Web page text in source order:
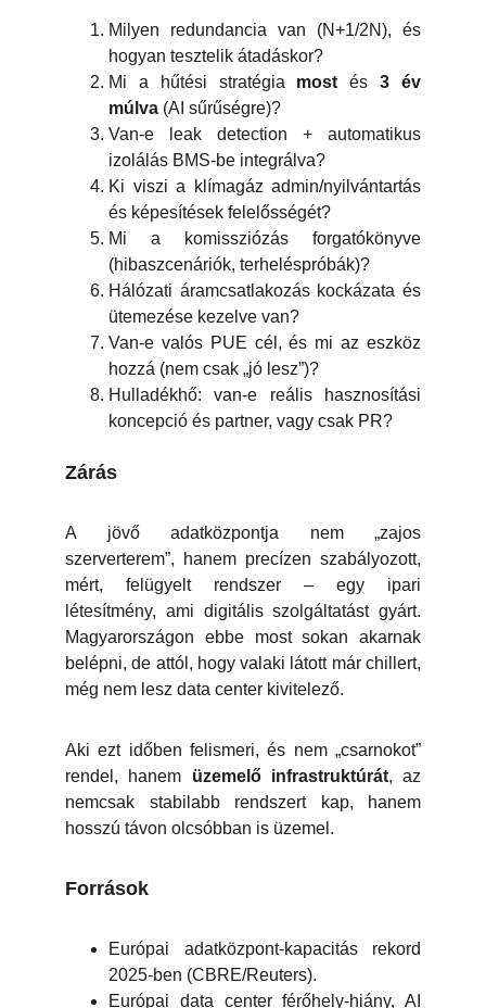
Milyen redundancia van (N+1/2N), és
hogyan tesztelik átadáskor?
Mi a hűtési stratégia most és3 év
múlva (AI sűrűségre)?
Van-e leak detection + automatikus
izolálás BMS-be integrálva?
Ki viszi a klímagáz admin/nyilvántartás
és képesítések felelősségét?
Mi a komissziózás forgatókönyve
(hibaszcenáriók, terheléspróbák)?
Hálózati áramcsatlakozás kockázata és
ütemezése kezelve van?
Van-e valós PUE cél, és mi az eszköz
hozzá (nem csak „jó lesz”)?
Hulladékhő: van-e reális hasznosítási
koncepció és partner, vagy csak PR?
Zárás
A jövő adatközpontja nem „zajos
szerverterem”, hanem precízen szabályozott,
mért, felügyelt rendszer – egy ipari
létesítmény, ami digitális szolgáltatást gyárt.
Magyarországon ebbe most sokan akarnak
belépni, de attól, hogy valaki látott már chillert,
még nem lesz data center kivitelező.
Aki ezt időben felismeri, és nem „csarnokot”
rendel, hanem üzemelő infrastruktúrát, az
nemcsak stabilabb rendszert kap, hanem
hosszú távon olcsóbban is üzemel.
Források
Európai adatközpont-kapacitás rekord
2025-ben (CBRE/Reuters).
Európai data center férőhely-hiány, AI